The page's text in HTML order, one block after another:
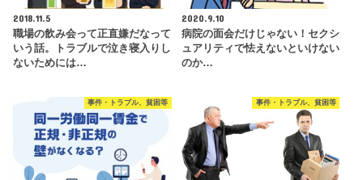
2018.11.5
職場の飲み会って正直嫌だなって
いう話。トラブルで泣き寝入りし
ないためには…
2020.9.10
病院の面会だけじゃない！セクシ
ュアリティで怯えないといけない
のか…
事件・トラブル、貧困等 事件・トラブル、貧困等